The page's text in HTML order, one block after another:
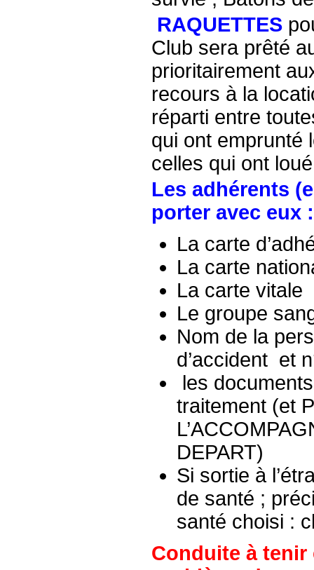
RAQUETTES
Club sera prêté
prioritairement
recours à la
réparti entre
qui ont emprunté
celles qui ont
Les adhérents
porter avec eux :
La carte
La carte
La carte vitale
Le groupe
Nom de la
d’accident et
les
traitement (et
DEPART)
Si sortie à
de santé ;
santé choisi :
Conduite à tenir